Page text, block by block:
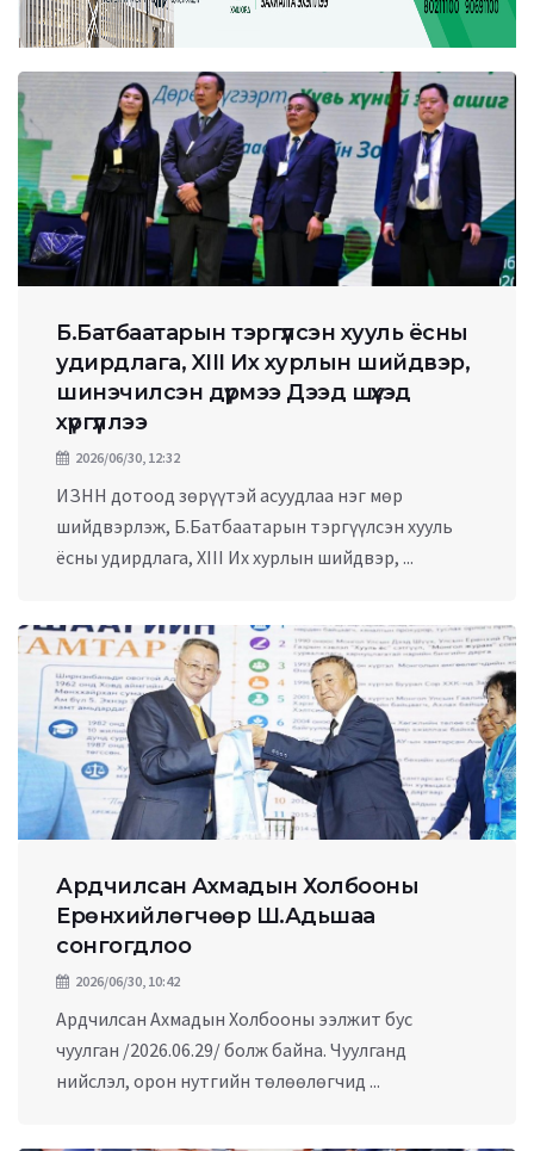
Б.Батбаатарын тэргүүлсэн хууль ёсны
удирдлага, XIII Их хурлын шийдвэр,
шинэчилсэн дүрмээ Дээд шүүхэд
хүргүүллээ
2026/06/30, 12:32
ИЗНН дотоод зөрүүтэй асуудлаа нэг мөр
шийдвэрлэж, Б.Батбаатарын тэргүүлсэн хууль
ёсны удирдлага, XIII Их хурлын шийдвэр, ...
Ардчилсан Ахмадын Холбооны
Ерөнхийлөгчөөр Ш.Адьшаа
сонгогдлоо
2026/06/30, 10:42
Ардчилсан Ахмадын Холбооны ээлжит бус
чуулган /2026.06.29/ болж байна. Чуулганд
нийслэл, орон нутгийн төлөөлөгчид ...